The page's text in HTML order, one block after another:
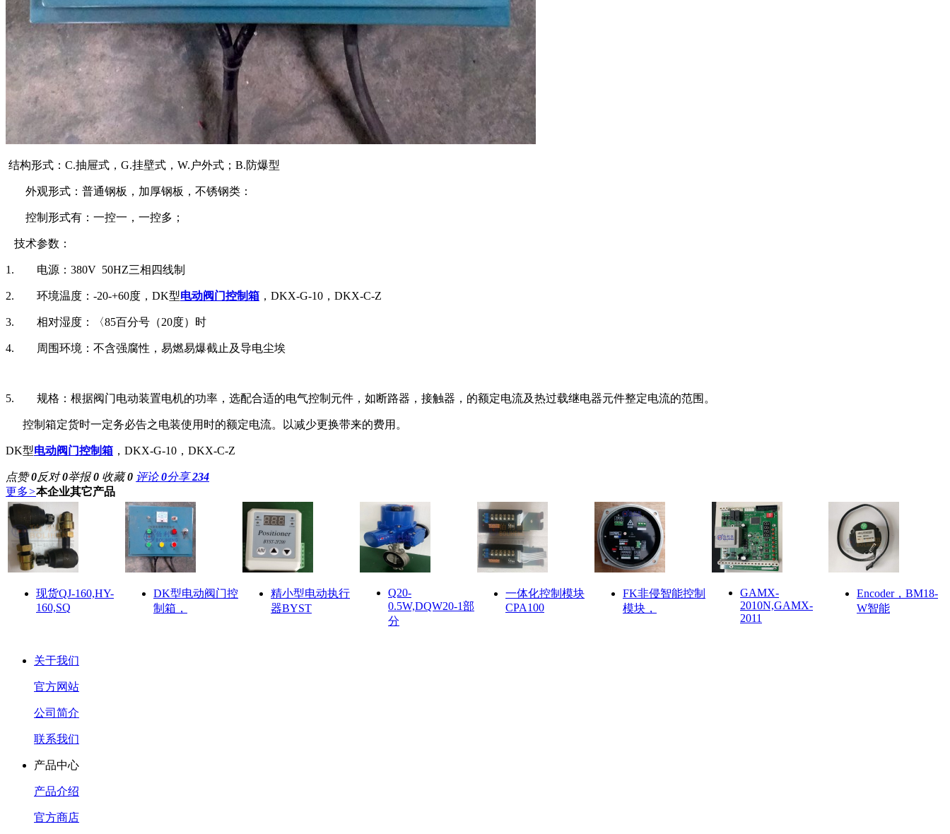
结构形式： C.抽屉式， G.挂壁式， W. 户外式； B.防爆型
外观形式：普通钢板，加厚钢板，不锈钢类：
控制形式有：一控一，一控多；
技术参数：
1. 电源： 380V 50HZ三相四线制
2. 环境温度： -20-+60度， DK型电动阀门控制箱 ，DKX-G-10，DKX-C-Z
3. 相对湿度：〈85百分号 （20度）时
4. 周围环境：不含强腐性，易燃易爆截止及导电尘埃
5. 规格：根据阀门电动装置电机的功率，选配合适的电气控制元件，如断路器，接触器，的额定电流及热过载继电器元件整定电流的范围。
控制箱定货时一定务必告之电装使用时的额定电流。以减少更换带来的费用。
DK型电动阀门控制箱 ，DKX-G-10，DKX-C-Z
点赞0反对0举报0 收藏0 评论0分享234
更多>本企业其它产品
现货QJ-160,HY-
160,SQ
DK型电动阀门控
制箱，
精小型电动执行
器BYST
Q20-
0.5W,DQW20-1部
分
一体化控制模块
CPA100
FK非侵智能控制
模块，
GAMX-
2010N,GAMX-
2011
Encoder，BM18-
W智能
关于我们
官方网站
公司简介
联系我们
产品中心
产品介绍
官方商店